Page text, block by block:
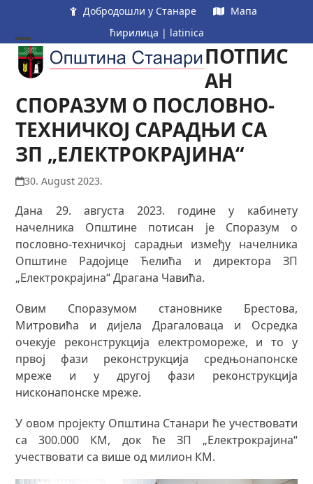
content
Добродошли у Станаре
Мапа
ћирилица | latinica
Open
mobile
menu
Close
mobile
menu
ПОТПИС
АН
СПОРАЗУМ О ПОСЛОВНО-
ТЕХНИЧКОЈ САРАДЊИ СА
ЗП „ЕЛЕКТРОКРАЈИНА“
30. August 2023.
Дана 29. августа 2023. године у кабинету
начелника Општине потисан је Споразум о
пословно-техничкој сарадњи између начелника
Општине Радојице Ћелића и директора ЗП
„Електрокрајина“ Драгана Чавића.
Овим Споразумом становнике Брестова,
Митровића и дијела Драгаловаца и Осредка
очекује реконструкција електромореже, и то у
првој фази реконструкција средњонапонске
мреже и у другој фази реконструкција
нисконапонске мреже.
У овом пројекту Општина Станари ће учествовати
са 300.000 КМ, док ће ЗП „Електрокрајина“
учествовати са више од милион КМ.